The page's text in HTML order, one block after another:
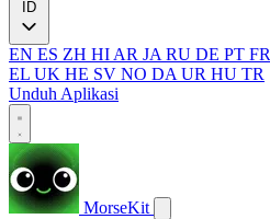
EN ES ZH HI AR JA RU DE PT FR
EL UK HE SV NO DA UR HU TR
Unduh Aplikasi
MorseKit